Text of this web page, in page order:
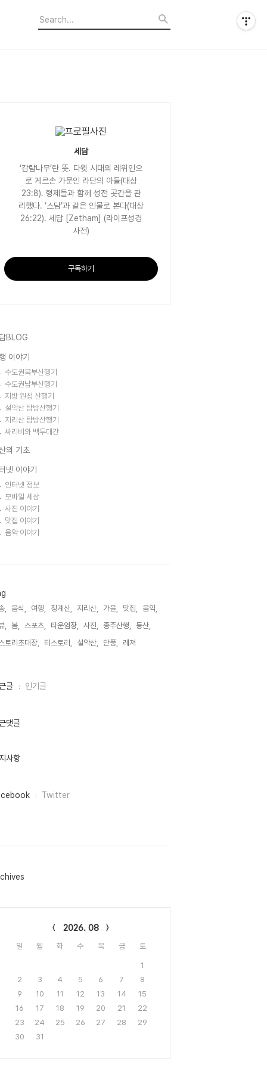
세담
‘감람나무’란 뜻. 다윗 시대의 레위인으
로 게르손 가문인 라단의 아들(대상
23:8). 형제들과 함께 성전 곳간을 관
리했다. ‘스담’과 같은 인물로 본다(대상
26:22). 세담 [Zetham] (라이프성경
사전)
구독하기
BLOG
이야기
수도권북부산행기
수도권남부산행기
지방 원정 산행기
설악산 탐방산행기
지리산 탐방산행기
싸리비와 백두대간
의 기초
넷 이야기
인터넷 정보
모바일 세상
사진 이야기
맛집 이야기
음악 이야기
, 음식, 여행, 청계산, 지리산, 가을, 맛집,
음악,
,
봄, 스포츠, 타운염장, 사진, 종주산행,
등산,
토리초대장,
티스토리, 설악산, 단풍, 레져,
글 인기글
댓글
사항
Twitter
2026. 08
일 월 화 수 목 금 토
1
2
3 4 5 6 7
8
9
10 11 12 13 14
15
16
17 18 19 20 21
22
23
24 25 26 27 28
29
30
31